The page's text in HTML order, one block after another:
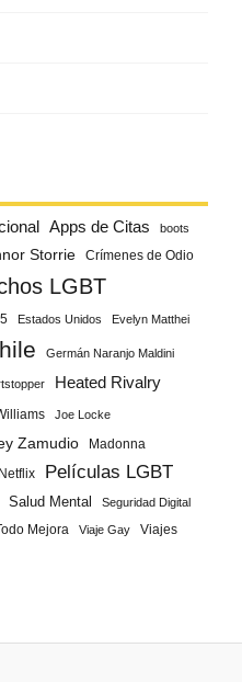
Apps de Citas boots
Storrie Crímenes de Odio
LGBT
Estados Unidos Evelyn Matthei
Germán Naranjo Maldini
Heated Rivalry
Joe Locke
Zamudio Madonna
Netflix Películas LGBT
Salud Mental Seguridad Digital
Mejora Viaje Gay
Viajes